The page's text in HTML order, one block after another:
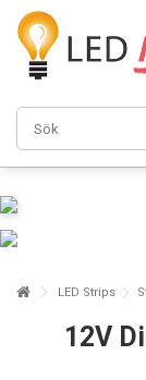
LED Strips
12V